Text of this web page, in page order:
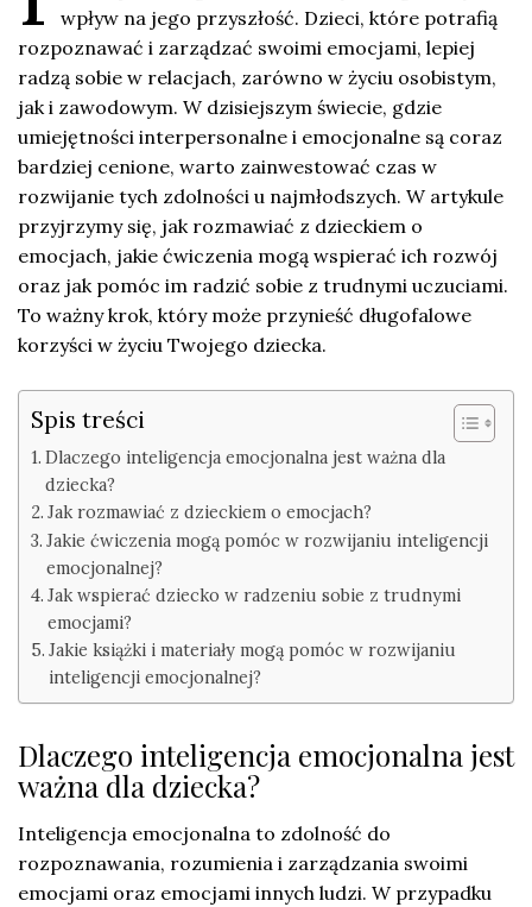
wpływ na jego przyszłość. Dzieci, które potrafią
rozpoznawać i zarządzać swoimi emocjami, lepiej
radzą sobie w relacjach, zarówno w życiu osobistym,
jak i zawodowym. W dzisiejszym świecie, gdzie
umiejętności interpersonalne i emocjonalne są coraz
bardziej cenione, warto zainwestować czas w
rozwijanie tych zdolności u najmłodszych. W artykule
przyjrzymy się, jak rozmawiać z dzieckiem o
emocjach, jakie ćwiczenia mogą wspierać ich rozwój
oraz jak pomóc im radzić sobie z trudnymi uczuciami.
To ważny krok, który może przynieść długofalowe
korzyści w życiu Twojego dziecka.
Spis treści
Dlaczego inteligencja emocjonalna jest ważna dla
dziecka?
Jak rozmawiać z dzieckiem o emocjach?
Jakie ćwiczenia mogą pomóc w rozwijaniu inteligencji
emocjonalnej?
Jak wspierać dziecko w radzeniu sobie z trudnymi
emocjami?
Jakie książki i materiały mogą pomóc w rozwijaniu
inteligencji emocjonalnej?
Dlaczego inteligencja emocjonalna jest
ważna dla dziecka?
Inteligencja emocjonalna to zdolność do
rozpoznawania, rozumienia i zarządzania swoimi
emocjami oraz emocjami innych ludzi. W przypadku